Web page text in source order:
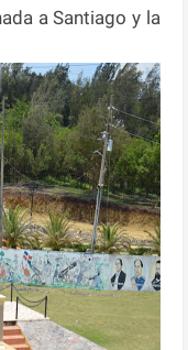
a Santiago y la